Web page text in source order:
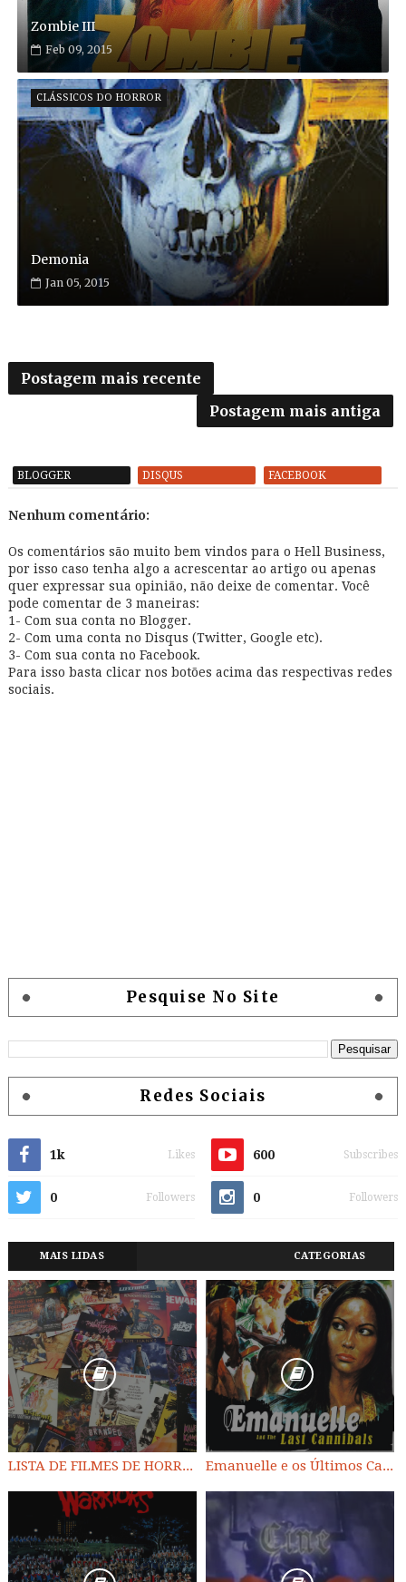
Zombie III
Feb 09, 2015
CLÁSSICOS DO HORROR
Demonia
Jan 05, 2015
Postagem mais recente
Postagem mais antiga
BLOGGER DISQUS FACEBOOK
Nenhum comentário:
Os comentários são muito bem vindos para o Hell Business,
por isso caso tenha algo a acrescentar ao artigo ou apenas
quer expressar sua opinião, não deixe de comentar. Você
pode comentar de 3 maneiras:
1- Com sua conta no Blogger.
2- Com uma conta no Disqus (Twitter, Google etc).
3- Com sua conta no Facebook.
Para isso basta clicar nos botões acima das respectivas redes
sociais.
Pesquise No Site
Redes Sociais
1k Likes 600 Subscribes
0 Followers 0 Followers
MAIS LIDAS CATEGORIAS
LISTA DE FILMES DE HORROR/ TRASH/ SUSPENSE/ SCI-FI/ EXPLOITATION E OUTROS Emanuelle e os Últimos Canibais